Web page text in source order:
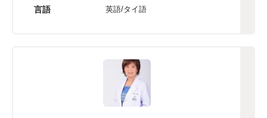
言語 英語/タイ語